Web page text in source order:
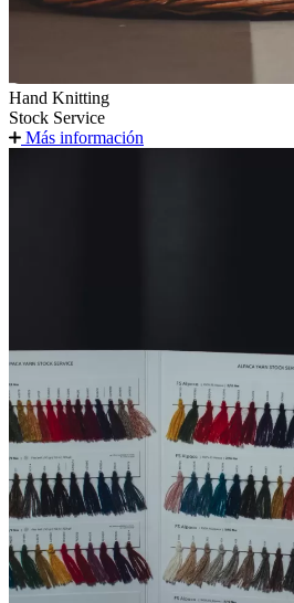
Hand Knitting
Stock Service
Más información